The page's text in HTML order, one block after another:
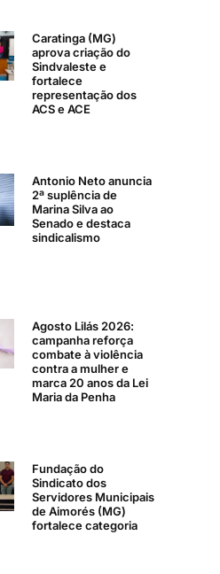
Caratinga (MG)
aprova criação do
Sindvaleste e
fortalece
representação dos
ACS e ACE
Antonio Neto anuncia
2ª suplência de
Marina Silva ao
Senado e destaca
sindicalismo
Agosto Lilás 2026:
campanha reforça
combate à violência
contra a mulher e
marca 20 anos da Lei
Maria da Penha
Fundação do
Sindicato dos
Servidores Municipais
de Aimorés (MG)
fortalece categoria